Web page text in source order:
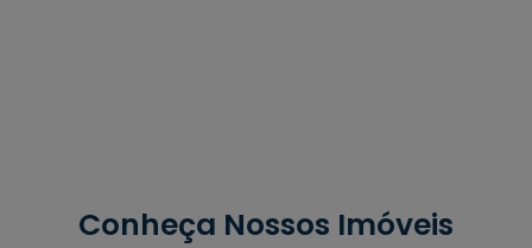
Conheça Nossos Imóveis